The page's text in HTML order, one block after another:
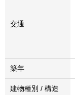
交通
築年
建物種別 / 構造